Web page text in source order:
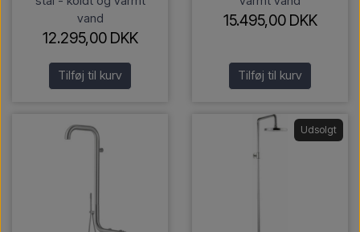
vand
12.295,00 DKK
Tilføj til kurv
15.495,00 DKK
Tilføj til kurv
Udsolgt